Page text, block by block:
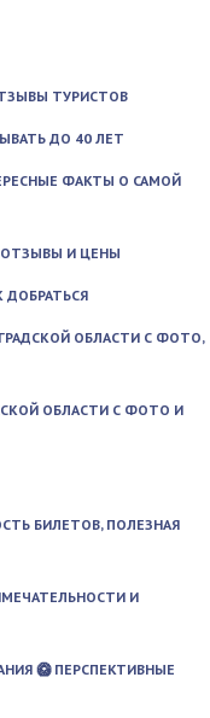
ТУРИСТОВ
ДО 40 ЛЕТ
ФАКТЫ О САМОЙ
ОТЗЫВЫ И ЦЕНЫ
ДОБРАТЬСЯ
ОБЛАСТИ С ФОТО,
ОБЛАСТИ С ФОТО И
БИЛЕТОВ, ПОЛЕЗНАЯ
И
🥝 ПЕРСПЕКТИВНЫЕ